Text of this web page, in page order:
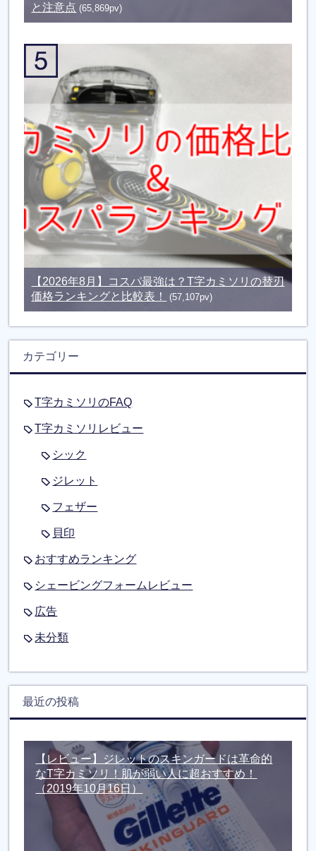
と注意点 (65,869pv)
【2026年8月】コスパ最強は？T字カミソリの替刃
価格ランキングと比較表！
(57,107pv)
カテゴリー
T字カミソリのFAQ
T字カミソリレビュー
シック
ジレット
フェザー
貝印
おすすめランキング
シェービングフォームレビュー
広告
未分類
最近の投稿
【レビュー】ジレットのスキンガードは革命的
なT字カミソリ！肌が弱い人に超おすすめ！
（2019年10月16日）